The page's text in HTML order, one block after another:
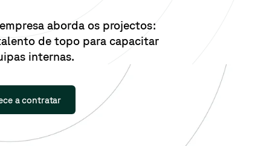
aborda os projectos:
de topo para capacitar
internas.
a contratar